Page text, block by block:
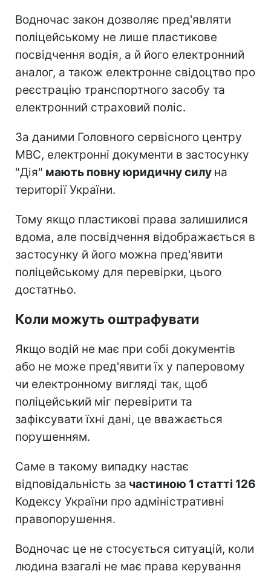
Водночас закон дозволяє пред'являти
поліцейському не лише пластикове
посвідчення водія, а й його електронний
аналог, а також електронне свідоцтво про
реєстрацію транспортного засобу та
електронний страховий поліс.
За даними Головного сервісного центру
МВС, електронні документи в застосунку
"Дія" мають повну юридичну силу на
території України.
Тому якщо пластикові права залишилися
вдома, але посвідчення відображається в
застосунку й його можна пред'явити
поліцейському для перевірки, цього
достатньо.
Коли можуть оштрафувати
Якщо водій не має при собі документів
або не може пред'явити їх у паперовому
чи електронному вигляді так, щоб
поліцейський міг перевірити та
зафіксувати їхні дані, це вважається
порушенням.
Саме в такому випадку настає
відповідальність за частиною 1 статті 126
Кодексу України про адміністративні
правопорушення.
Водночас це не стосується ситуацій, коли
людина взагалі не має права керування